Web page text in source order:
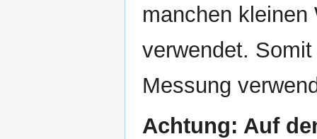
manchen kleinen
verwendet.
Messung
Achtung: Auf